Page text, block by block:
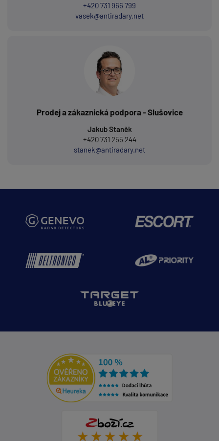
+420 731 966 799
vasek@antiradary.net
Prodej a zákaznická podpora - Slušovice
Jakub Staněk
+420 731 255 244
stanek@antiradary.net